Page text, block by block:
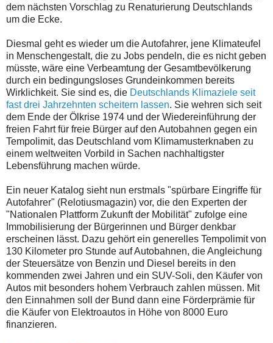
dem nächsten Vorschlag zu Renaturierung Deutschlands
um die Ecke.
Diesmal geht es wieder um die Autofahrer, jene Klimateufel
in Menschengestalt, die zu Jobs pendeln, die es nicht geben
müsste, wäre eine Verbeamtung der Gesamtbevölkerung
durch ein bedingungsloses Grundeinkommen bereits
Wirklichkeit. Sie sind es, die Deutschlands Klimaziele seit
fast drei Jahrzehnten scheitern lassen. Sie wehren sich seit
dem Ende der Ölkrise 1974 und der Wiedereinführung der
freien Fahrt für freie Bürger auf den Autobahnen gegen ein
Tempolimit, das Deutschland vom Klimamusterknaben zu
einem weltweiten Vorbild in Sachen nachhaltigster
Lebensführung machen würde.
Ein neuer Katalog sieht nun erstmals "spürbare Eingriffe für
Autofahrer" (Relotiusmagazin) vor, die den Experten der
"Nationalen Plattform Zukunft der Mobilität" zufolge eine
Immobilisierung der Bürgerinnen und Bürger denkbar
erscheinen lässt. Dazu gehört ein generelles Tempolimit von
130 Kilometer pro Stunde auf Autobahnen, die Angleichung
der Steuersätze von Benzin und Diesel bereits in den
kommenden zwei Jahren und ein SUV-Soli, den Käufer von
Autos mit besonders hohem Verbrauch zahlen müssen. Mit
den Einnahmen soll der Bund dann eine Förderprämie für
die Käufer von Elektroautos in Höhe von 8000 Euro
finanzieren.